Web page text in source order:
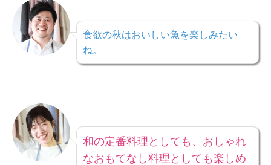
食欲の秋はおいしい魚を楽しみたい
ね。
和の定番料理としても、おしゃれ
なおもてなし料理としても楽しめ